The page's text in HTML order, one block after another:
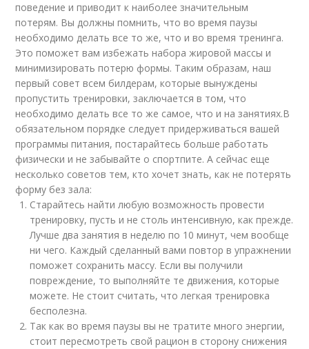
поведение и приводит к наиболее значительным
потерям. Вы должны помнить, что во время паузы
необходимо делать все то же, что и во время тренинга.
Это поможет вам избежать набора жировой массы и
минимизировать потерю формы. Таким образам, наш
первый совет всем билдерам, которые вынуждены
пропустить тренировки, заключается в том, что
необходимо делать все то же самое, что и на занятиях.В
обязательном порядке следует придерживаться вашей
программы питания, постарайтесь больше работать
физически и не забывайте о спортпите. А сейчас еще
несколько советов тем, кто хочет знать, как не потерять
форму без зала:
Старайтесь найти любую возможность провести
тренировку, пусть и не столь интенсивную, как прежде.
Лучше два занятия в неделю по 10 минут, чем вообще
ни чего. Каждый сделанный вами повтор в упражнении
поможет сохранить массу. Если вы получили
повреждение, то выполняйте те движения, которые
можете. Не стоит считать, что легкая тренировка
бесполезна.
Так как во время паузы вы не тратите много энергии,
стоит пересмотреть свой рацион в сторону снижения